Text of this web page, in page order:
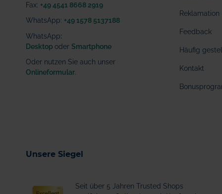
Fax: +49 4541 8668 2919
WhatsApp: +49 1578 5137188
WhatsApp:
Desktop oder Smartphone
Oder nutzen Sie auch unser
Onlineformular
Reklamation
Feedback
Häufig
Kontakt
Unsere Siegel
Seit über 5 Jahren Trusted Shops